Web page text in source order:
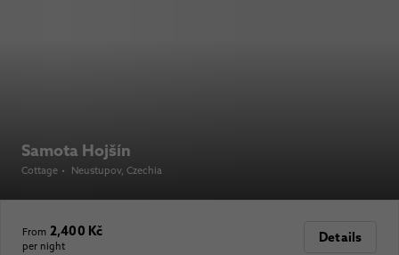
Samota Hojšín
Cottage • Neustupov, Czechia
From 2,400 Kč
per night
Details